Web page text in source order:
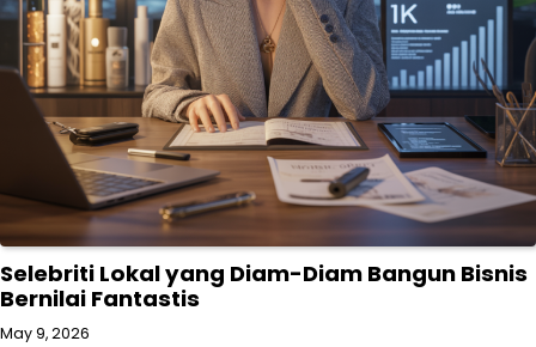
Selebriti Lokal yang Diam-Diam Bangun Bisnis
Bernilai Fantastis
May 9, 2026